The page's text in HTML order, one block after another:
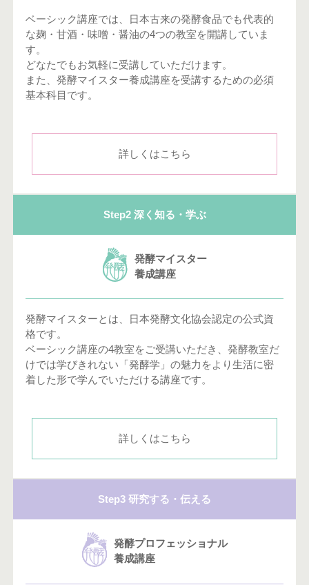
ベーシック講座では、日本古来の発酵食品でも代表的
な麹・甘酒・味噌・醤油の4つの教室を開講していま
す。
どなたでもお気軽に受講していただけます。
また、発酵マイスター養成講座を受講するための必須
基本科目です。
詳しくはこちら
Step2 深く知る・学ぶ
発酵マイスター
養成講座
発酵マイスターとは、日本発酵文化協会認定の公式資
格です。
ベーシック講座の4教室をご受講いただき、発酵教室だ
けでは学びきれない「発酵学」の魅力をより生活に密
着した形で学んでいただける講座です。
詳しくはこちら
Step3 研究する・伝える
発酵プロフェッショナル
養成講座